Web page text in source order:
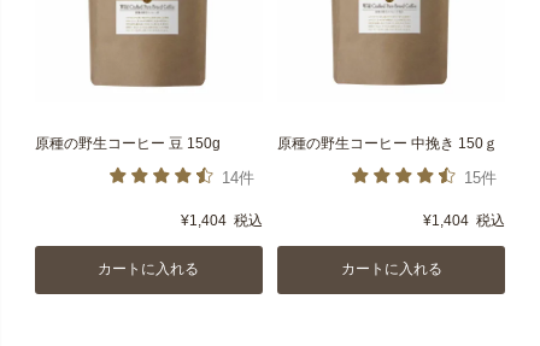
原種の野生コーヒー 豆 150g
14件
¥1,404 税込
カートに入れる
原種の野生コーヒー 中挽き 150ｇ
15件
¥1,404 税込
カートに入れる